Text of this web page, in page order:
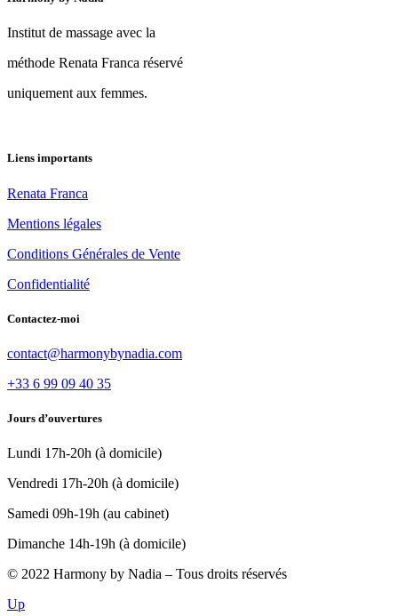
Institut de massage avec la
méthode Renata Franca réservé
uniquement aux femmes.
Liens importants
Renata Franca
Mentions légales
Conditions Générales de Vente
Confidentialité
Contactez-moi
contact@harmonybynadia.com
+33 6 99 09 40 35
Jours d’ouvertures
Lundi 17h-20h (à domicile)
Vendredi 17h-20h (à domicile)
Samedi 09h-19h (au cabinet)
Dimanche 14h-19h (à domicile)
© 2022 Harmony by Nadia – Tous droits réservés
Up